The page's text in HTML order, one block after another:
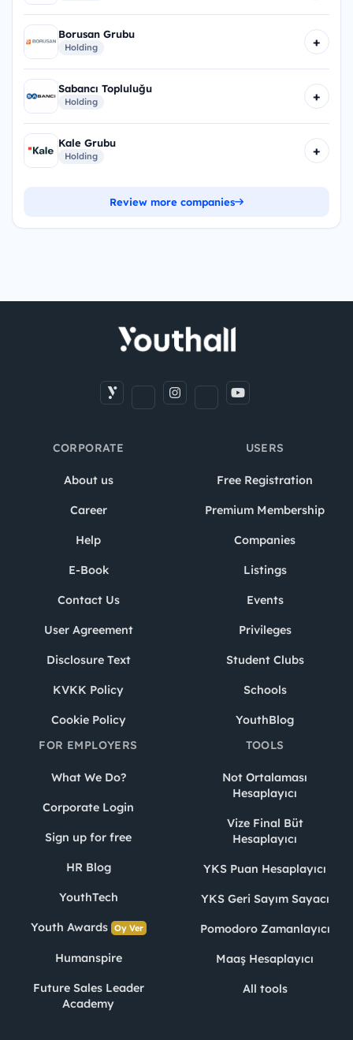
Borusan Grubu
Holding +
Sabancı Topluluğu
Holding +
Kale Grubu
Holding +
Review more companies
CORPORATE
About us
Career
Help
E-Book
Contact Us
User Agreement
Disclosure Text
KVKK Policy
Cookie Policy
USERS
Free Registration
Premium Membership
Companies
Listings
Events
Privileges
Student Clubs
Schools
YouthBlog
FOR EMPLOYERS
What We Do?
Corporate Login
Sign up for free
HR Blog
YouthTech
Youth Awards Oy Ver
Humanspire
Future Sales Leader
Academy
TOOLS
Not Ortalaması
Hesaplayıcı
Vize Final Büt
Hesaplayıcı
YKS Puan Hesaplayıcı
YKS Geri Sayım Sayacı
Pomodoro Zamanlayıcı
Maaş Hesaplayıcı
All tools